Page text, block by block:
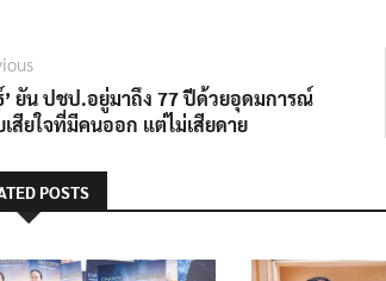
นวPrevious
post:
’ ยัน ปชป.อยู่มาถึง 77 ปีด้วยอุดมการณ์
สียใจที่มีคนออก แต่ไม่เสียดาย
POSTS